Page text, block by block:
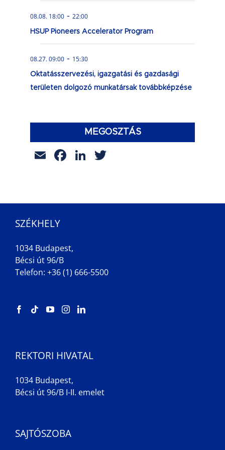
08.08. 18:00 - 22:00
HSUP Pioneers Accelerator Program
08.27. 09:00 - 15:30
Oktatásszervezési, igazgatási és gazdasági
területen dolgozó munkatársak továbbképzése
MEGOSZTÁS
EmailFacebook
LinkedIn
SZÉKHELY
1034 Budapest,
Bécsi út 96/B
Telefon: +36 (1) 666-5500
REKTORI HIVATAL
1034 Budapest,
Bécsi út 96/B I-II. emelet
SAJTÓSZOBA